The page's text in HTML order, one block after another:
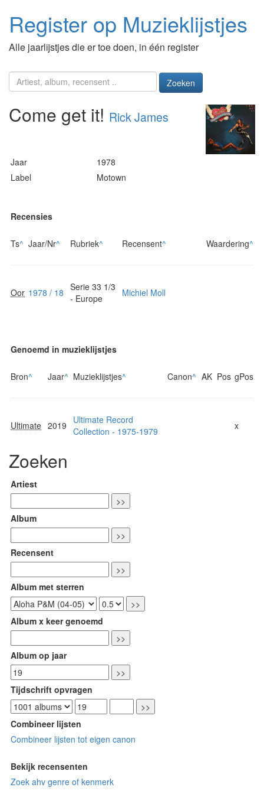
Register op Muzieklijstjes
Alle jaarlijstjes die er toe doen, in één register
Zoeken
Come get it! Rick James
Jaar
1978
Label
Motown
Recensies
Ts^ Jaar/Nr^ Rubriek^ Recensent^ Waardering^
Oor 1978 / 18 Serie 33 1/3
- Europe
Michiel Moll
Genoemd in muzieklijstjes
Bron^ Jaar^ Muzieklijstjes^ Canon^ AK Pos gPos
Ultimate 2019
Ultimate Record
Collection - 1975-1979
x
Zoeken
Artiest
Album
Recensent
Album met sterren
Album x keer genoemd
Album op jaar
Tijdschrift opvragen
Combineer lijsten
Combineer lijsten tot eigen canon
Bekijk recensenten
Zoek ahv genre of kenmerk